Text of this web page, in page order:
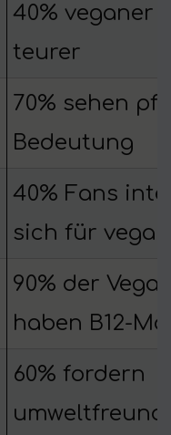
40% veganer
teurer
70% sehen
Bedeutung
40% Fans
sich für vegan
90% der
haben B12-
60% fordern